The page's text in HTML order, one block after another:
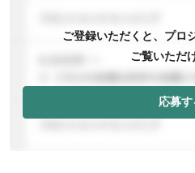
ご登録いただくと、プロ
ご覧いただ
応募す